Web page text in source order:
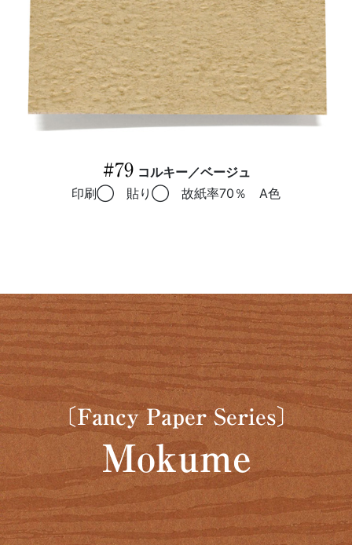
#79 コルキー／ベージュ
印刷◯ 貼り◯ 故紙率70％ A色
〔Fancy Paper Series〕
Mokume